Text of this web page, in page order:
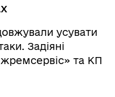
усувати
Задіяні
та КП